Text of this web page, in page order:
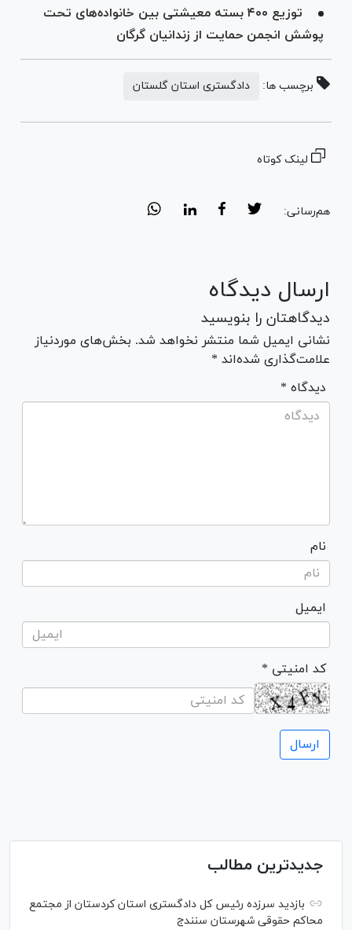
توزیع ۴۰۰ بسته معیشتی بین خانواده‌های تحت
پوشش انجمن حمایت از زندانیان گرگان
برچسب ها: دادگستری استان گلستان
لینک کوتاه
هم‌رسانی:
ارسال دیدگاه
دیدگاهتان را بنویسید
نشانی ایمیل شما منتشر نخواهد شد. بخش‌های موردنیاز
علامت‌گذاری شده‌اند *
* دیدگاه
نام
ایمیل
* کد امنیتی
جدیدترین مطالب
بازدید سرزده رئیس کل دادگستری استان کردستان از مجتمع
محاکم حقوقی شهرستان سنندج